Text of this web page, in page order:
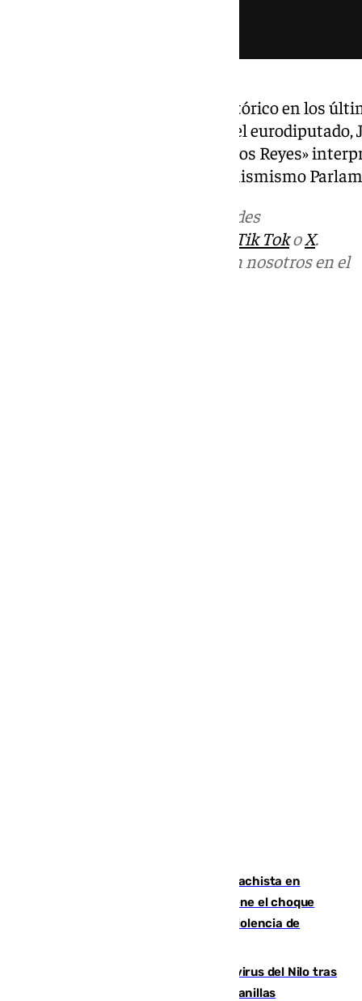
No obstante, el mayor logro histórico en los
banda en Bruselas, a petición del
septiembre de 2025, «Virgen de los Reyes»
Notre Dame du Sablón y en el mismismo
en las redes
Tik TokoX.
Puedes ponerte en contacto con nosotros en el
Moreno condena el último crimen machista en
Benahavís mientras el Gobierno mantiene el choque
con la Junta por las competencias de violencia de
Málaga refuerza la vigilancia por el virus del Nilo tras
detectar un mosquito positivo en Campanillas